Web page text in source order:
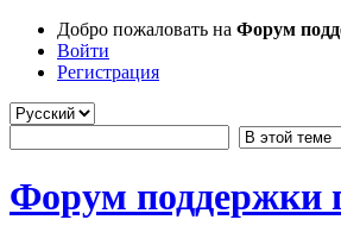
Добро пожаловать на Форум
Войти
Регистрация
Форум поддержки